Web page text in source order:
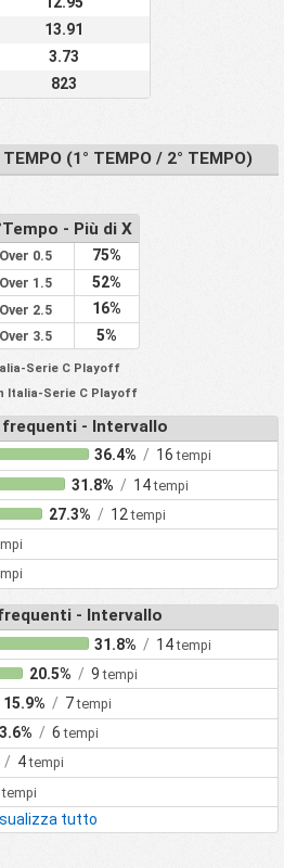
13.91
3.73
823
(1° TEMPO / 2° TEMPO)
- Più di X
Over 0.5 75%
Over 1.5 52%
Over 2.5 16%
Over 3.5 5%
Serie C Playoff
Italia-Serie C Playoff
- Intervallo
36.4% / 16tempi
31.8% / 14tempi
27.3% / 12tempi
- Intervallo
31.8% / 14tempi
20.5% / 9tempi
15.9% / 7tempi
/ 6tempi
/ 4tempi
tempi
tutto